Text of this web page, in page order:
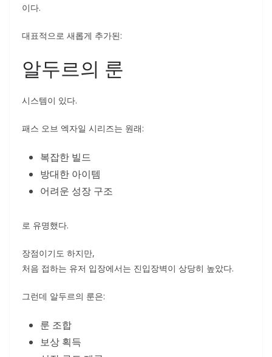
이다.
대표적으로 새롭게 추가된:
알두르의 룬
시스템이 있다.
패스 오브 엑자일 시리즈는 원래:
복잡한 빌드
방대한 아이템
어려운 성장 구조
로 유명했다.
장점이기도 하지만,
처음 접하는 유저 입장에서는 진입장벽이 상당히 높았다.
그런데 알두르의 룬은:
룬 조합
보상 획득